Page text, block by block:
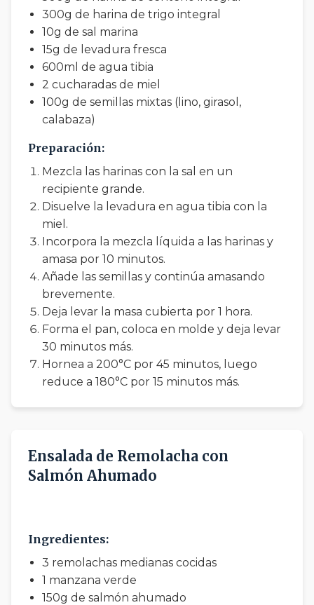
300g de harina de trigo integral
10g de sal marina
15g de levadura fresca
600ml de agua tibia
2 cucharadas de miel
100g de semillas mixtas (lino, girasol,
calabaza)
Preparación:
Mezcla las harinas con la sal en un
recipiente grande.
Disuelve la levadura en agua tibia con la
miel.
Incorpora la mezcla líquida a las harinas y
amasa por 10 minutos.
Añade las semillas y continúa amasando
brevemente.
Deja levar la masa cubierta por 1 hora.
Forma el pan, coloca en molde y deja levar
30 minutos más.
Hornea a 200°C por 45 minutos, luego
reduce a 180°C por 15 minutos más.
Ensalada de Remolacha con
Salmón Ahumado
Ingredientes:
3 remolachas medianas cocidas
1 manzana verde
150g de salmón ahumado